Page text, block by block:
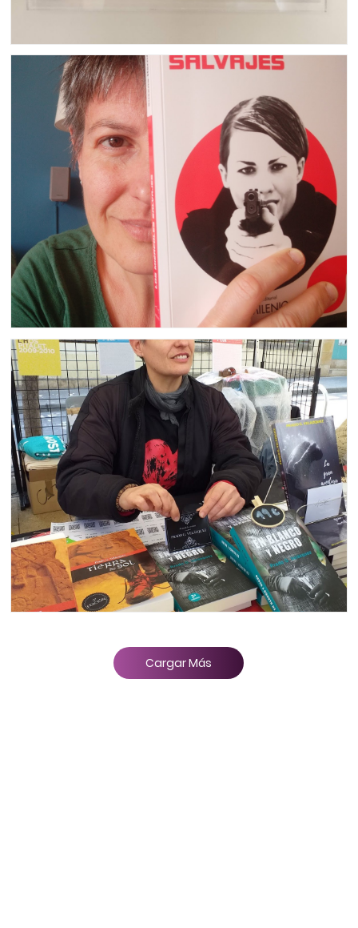
Cargar Más